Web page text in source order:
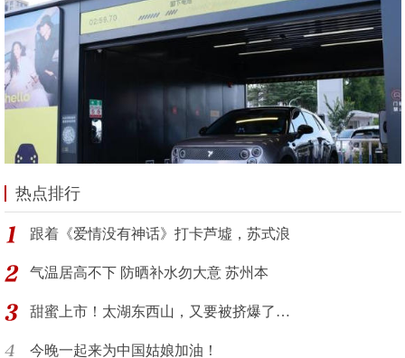
热点排行
跟着《爱情没有神话》打卡芦墟，苏式浪
气温居高不下 防晒补水勿大意 苏州本
甜蜜上市！太湖东西山，又要被挤爆了…
今晚一起来为中国姑娘加油！